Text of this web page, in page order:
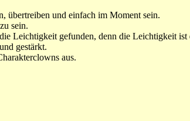
übertreiben und einfach im Moment sein.
sein.
Leichtigkeit gefunden, denn die Leichtigkeit
gestärkt.
aus.